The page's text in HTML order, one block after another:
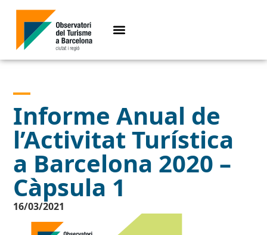
Informe Anual de
l’Activitat Turística
a Barcelona 2020 –
Càpsula 1
16/03/2021